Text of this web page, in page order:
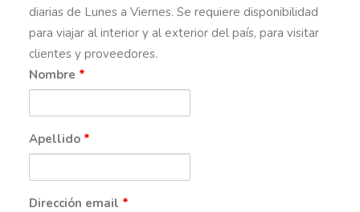
diarias de Lunes a Viernes. Se requiere disponibilidad
para viajar al interior y al exterior del país, para visitar
clientes y proveedores.
Nombre *
Apellido *
Dirección email *